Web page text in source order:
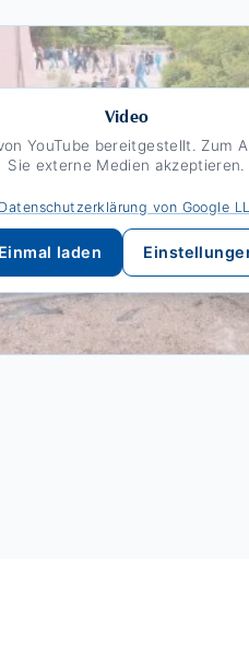
Video
YouTube bereitgestellt. Zum
Sie externe Medien akzeptieren.
Datenschutzerklärung von Google
Einmal laden